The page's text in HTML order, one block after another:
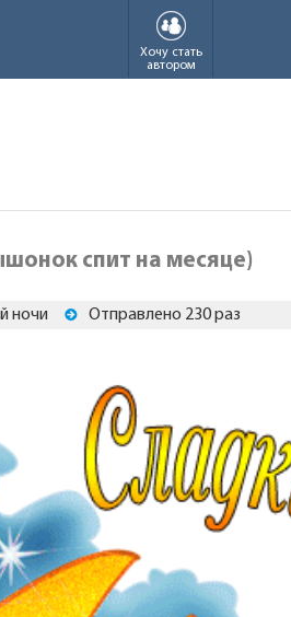
Хочу стать
автором
спит на месяце)
ночи Отправлено 230 раз